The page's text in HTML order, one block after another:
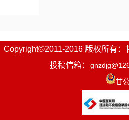
Copyright©2011-2016 版权所有：
投稿信箱：
甘